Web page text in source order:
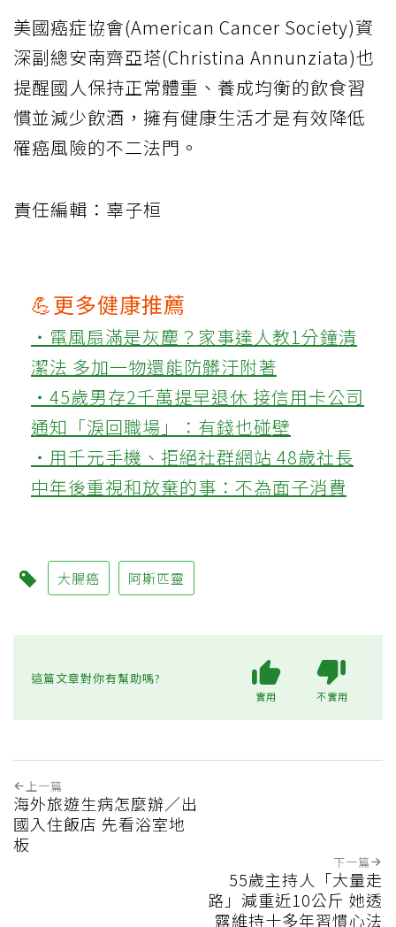
美國癌症協會(American Cancer Society)資
深副總安南齊亞塔(Christina Annunziata)也
提醒國人保持正常體重、養成均衡的飲食習
慣並減少飲酒，擁有健康生活才是有效降低
罹癌風險的不二法門。
責任編輯：辜子桓
💪更多健康推薦
‧電風扇滿是灰塵？家事達人教1分鐘清
潔法 多加一物還能防髒汙附著
‧45歲男存2千萬提早退休 接信用卡公司
通知「淚回職場」：有錢也碰壁
‧用千元手機、拒絕社群網站 48歲社長
中年後重視和放棄的事：不為面子消費
大腸癌 阿斯匹靈
這篇文章對你有幫助嗎?
實用 不實用
上一篇
海外旅遊生病怎麼辦／出
國入住飯店 先看浴室地
板
下一篇
55歲主持人「大量走
路」減重近10公斤 她透
露維持十多年習慣心法